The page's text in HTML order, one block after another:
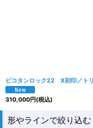
ピコタンロック22 X刻印／ト
310,000円(税込)
形やラインで絞り込む